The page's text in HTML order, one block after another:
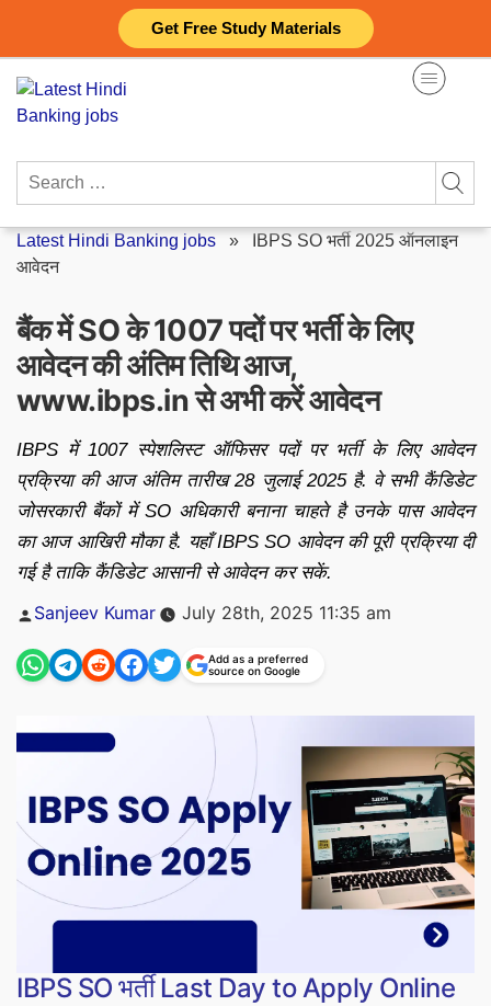
Get Free Study Materials
content
Search
Latest Hindi Banking jobs »
IBPS SO भर्ती 2025 ऑनलाइन
आवेदन
बैंक में SO के 1007 पदों पर भर्ती के लिए
आवेदन की अंतिम तिथि आज,
www.ibps.in से अभी करें आवेदन
IBPS में 1007 स्पेशलिस्ट ऑफिसर पदों पर भर्ती के लिए आवेदन
प्रक्रिया की आज अंतिम तारीख 28 जुलाई 2025 है. वे सभी कैंडिडेट
जोसरकारी बैंकों में SO अधिकारी बनाना चाहते है उनके पास आवेदन
का आज आखिरी मौका है. यहाँ IBPS SO आवेदन की पूरी प्रक्रिया दी
गई है ताकि कैंडिडेट आसानी से आवेदन कर सकें.
Posted
Sanjeev Kumar July 28th, 2025 11:35 am
Add as a preferred
source on Google
IBPS SO भर्ती Last Day to Apply Online